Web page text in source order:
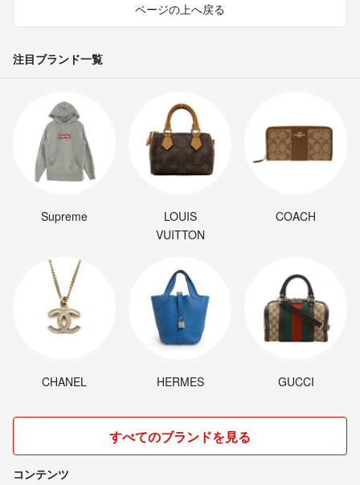
ページの上へ戻る
注目ブランド一覧
Supreme
LOUIS
VUITTON
COACH
CHANEL HERMES GUCCI
すべてのブランドを見る
コンテンツ